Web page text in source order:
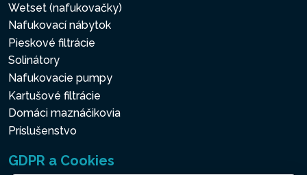
Wetset (nafukovačky)
Nafukovací nábytok
Pieskové filtrácie
Solinátory
Nafukovacie pumpy
Kartušové filtrácie
Domáci maznáčikovia
Príslušenstvo
GDPR a Cookies